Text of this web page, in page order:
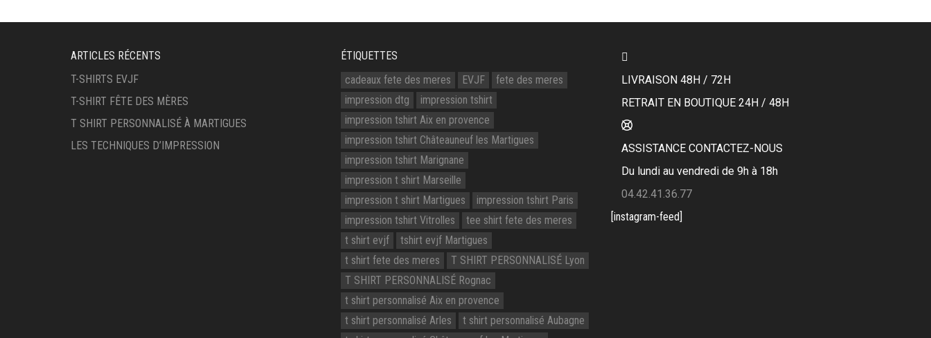
ARTICLES RÉCENTS
T-SHIRTS EVJF
T-SHIRT FÊTE DES MÈRES
T SHIRT PERSONNALISÉ À MARTIGUES
LES TECHNIQUES D’IMPRESSION
ÉTIQUETTES
cadeaux fete des meres
EVJF
fete des meres
impression dtg
impression tshirt
impression tshirt Aix en provence
impression tshirt Châteauneuf les Martigues
impression tshirt Marignane
impression t shirt Marseille
impression t shirt Martigues
impression tshirt Paris
impression tshirt Vitrolles
tee shirt fete des meres
t shirt evjf
tshirt evjf Martigues
t shirt fete des meres
T SHIRT PERSONNALISÉ Lyon
T SHIRT PERSONNALISÉ Rognac
t shirt personnalisé Aix en provence
t shirt personnalisé Arles
t shirt personnalisé Aubagne
LIVRAISON 48H / 72H
RETRAIT EN BOUTIQUE 24H / 48H
ASSISTANCE CONTACTEZ-NOUS
Du lundi au vendredi de 9h à 18h
04.42.41.36.77
[instagram-feed]